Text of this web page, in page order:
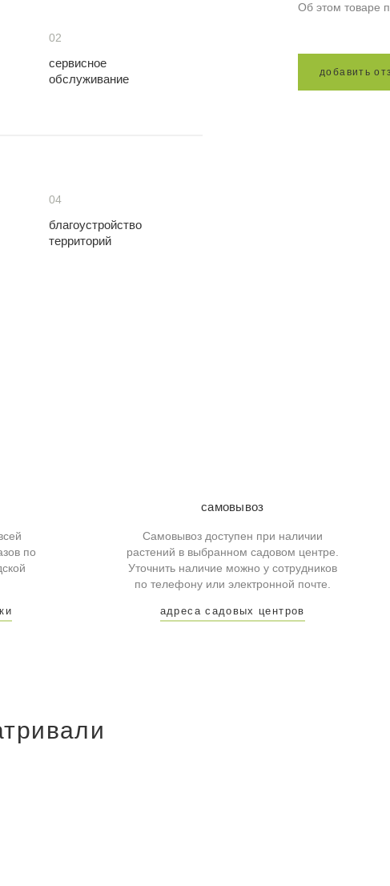
02
сервисное
обслуживание
04
благоустройство
территорий
Об этом товаре
до бавить о тз
по
самовывоз
Самовывоз доступен при наличии
растений в выбранном садовом центре.
Уточнить наличие можно у сотрудников
по телефону или электронной почте.
адреса садовых центров